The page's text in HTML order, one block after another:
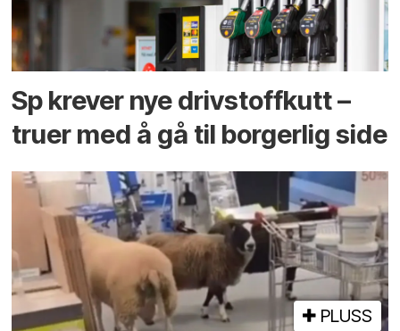
Sp krever nye drivstoffkutt –
truer med å gå til borgerlig side
PLUSS